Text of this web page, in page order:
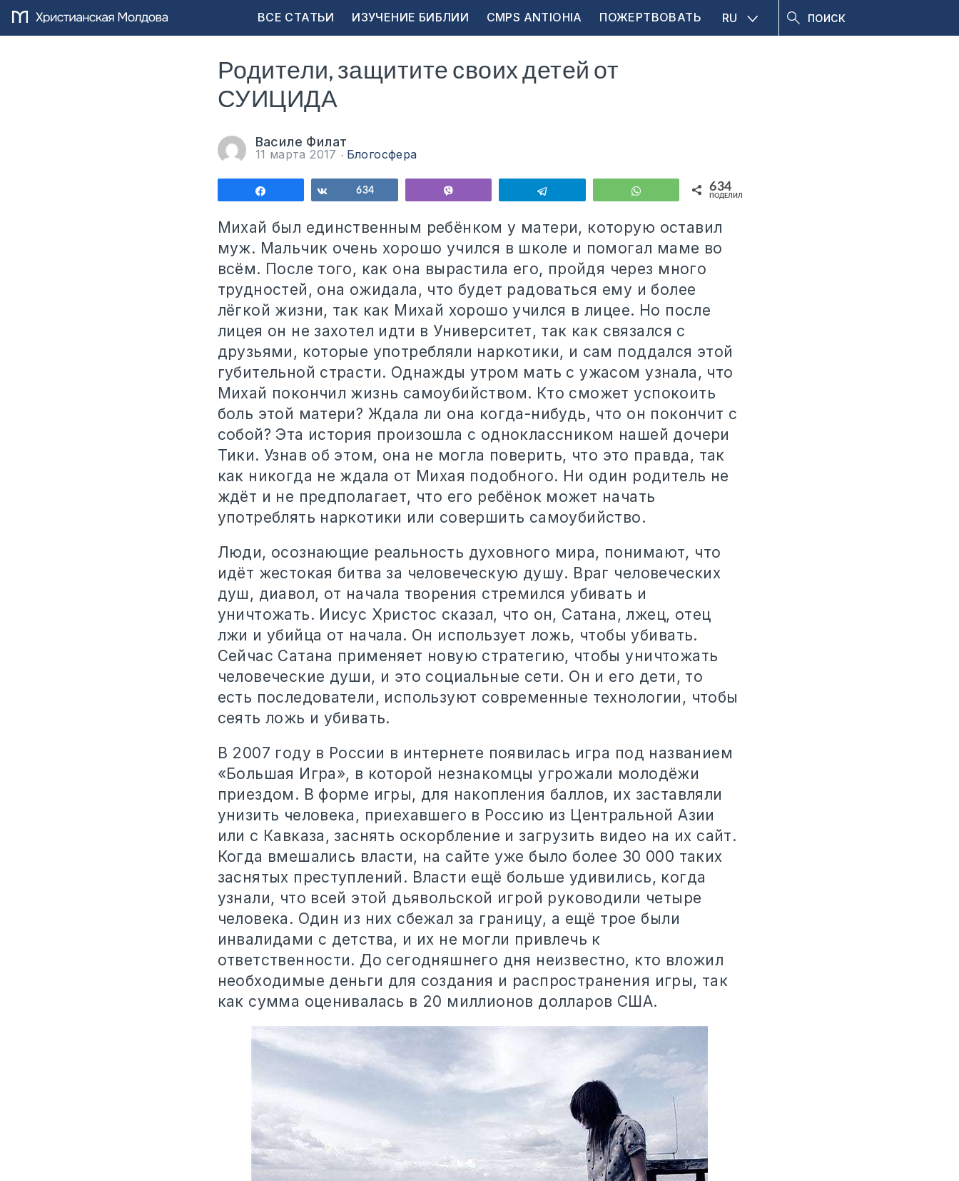
ВСЕ СТАТЬИ ИЗУЧЕНИЕ БИБЛИИ CMPS ANTIOHIA ПОЖЕРТВОВАТЬ RU
Родители, защитите своих детей от
СУИЦИДА
Василе Филат
11 марта 2017 Блогосфера
Поделиться Поделиться
634 WhatsApp 634
ПОДЕЛИЛИСЬ
Михай был единственным ребёнком у матери, которую оставил
муж. Мальчик очень хорошо учился в школе и помогал маме во
всём. После того, как она вырастила его, пройдя через много
трудностей, она ожидала, что будет радоваться ему и более
лёгкой жизни, так как Михай хорошо учился в лицее. Но после
лицея он не захотел идти в Университет, так как связался с
друзьями, которые употребляли наркотики, и сам поддался этой
губительной страсти. Однажды утром мать с ужасом узнала, что
Михай покончил жизнь самоубийством. Кто сможет успокоить
боль этой матери? Ждала ли она когда-нибудь, что он покончит с
собой? Эта история произошла с одноклассником нашей дочери
Тики. Узнав об этом, она не могла поверить, что это правда, так
как никогда не ждала от Михая подобного. Ни один родитель не
ждёт и не предполагает, что его ребёнок может начать
употреблять наркотики или совершить самоубийство.
Люди, осознающие реальность духовного мира, понимают, что
идёт жестокая битва за человеческую душу. Враг человеческих
душ, диавол, от начала творения стремился убивать и
уничтожать. Иисус Христос сказал, что он, Сатана, лжец, отец
лжи и убийца от начала. Он использует ложь, чтобы убивать.
Сейчас Сатана применяет новую стратегию, чтобы уничтожать
человеческие души, и это социальные сети. Он и его дети, то
есть последователи, используют современные технологии, чтобы
сеять ложь и убивать.
В 2007 году в России в интернете появилась игра под названием
«Большая Игра», в которой незнакомцы угрожали молодёжи
приездом. В форме игры, для накопления баллов, их заставляли
унизить человека, приехавшего в Россию из Центральной Азии
или с Кавказа, заснять оскорбление и загрузить видео на их сайт.
Когда вмешались власти, на сайте уже было более 30 000 таких
заснятых преступлений. Власти ещё больше удивились, когда
узнали, что всей этой дьявольской игрой руководили четыре
человека. Один из них сбежал за границу, а ещё трое были
инвалидами с детства, и их не могли привлечь к
ответственности. До сегодняшнего дня неизвестно, кто вложил
необходимые деньги для создания и распространения игры, так
как сумма оценивалась в 20 миллионов долларов США.